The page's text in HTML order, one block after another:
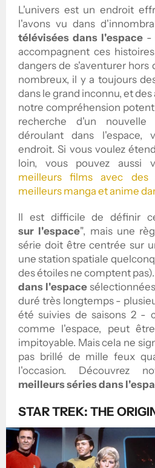
L'univers est un endroit
l'avons vu dans
télévisées dans l'espace -
accompagnent ces
dangers de s'aventurer
nombreux, il y a toujours
dans le grand inconnu, et
notre compréhension
recherche d'un
déroulant dans l'espace,
endroit. Si vous voulez
loin, vous pouvez aussi
meilleurs films avec des
meilleurs manga et anime
Il est difficile de définir
sur l'espace", mais une
série doit être centrée sur
une station spatiale
des étoiles ne comptent
dans l'espace
duré très longtemps -
été suivies de saisons 2 -
comme l'espace, peut
impitoyable. Mais cela ne
pas brillé de mille feux
l'occasion. Découvrez
meilleurs séries dans
STAR TREK: THE